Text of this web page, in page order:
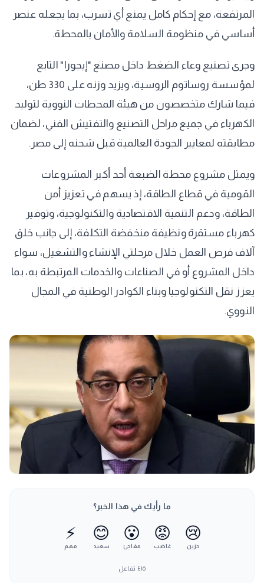
المرتفعة، مع إحكام كامل يمنع أي تسرب، بما يجعله عنصر
أساسي في منظومة السلامة والأمان بالمحطة.
وجرى تصنيع وعاء الضغط داخل مصنع "إيجورا" التابع
لمؤسسة روساتوم الروسية، ويزيد وزنه على 330 طن،
فيما شارك متخصصون من هيئة المحطات النووية لتوليد
الكهرباء في جميع مراحل التصنيع والتفتيش الفني، لضمان
مطابقته لمعايير الجودة العالمية قبل شحنه إلى مصر.
ويمثل مشروع محطة الضبعة أحد أكبر المشروعات
القومية في قطاع الطاقة، إذ يسهم في تعزيز أمن
الطاقة، ودعم التنمية الاقتصادية والتكنولوجية، وتوفير
كهرباء مستقرة ونظيفة منخفضة التكلفة، إلى جانب خلق
آلاف فرص العمل خلال مرحلتي الإنشاء والتشغيل، سواء
داخل المشروع أو في الصناعات والخدمات المرتبطة به، بما
يعزز نقل التكنولوجيا وبناء الكوادر الوطنية في المجال
النووي.
ما رأيك في هذا الخبر؟
😢
حزين
😡
غاضب
😮
مفاجئ
😊
سعيد
⚡
مهم
٤١٥ تفاعل